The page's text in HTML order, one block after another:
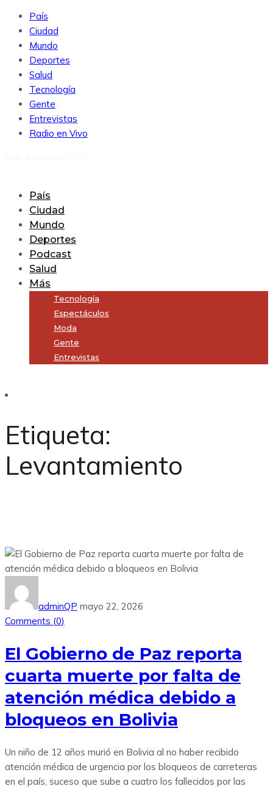
País
Ciudad
Mundo
Deportes
Salud
Tecnología
Gente
Entrevistas
Radio en Vivo
País
Ciudad
Mundo
Deportes
Podcast
Salud
Más
Tecnología
Espectáculos
Moda
Gente
Entrevistas
Etiqueta:
Levantamiento
adminQP mayo 22, 2026
Comments (0)
El Gobierno de Paz reporta
cuarta muerte por falta de
atención médica debido a
bloqueos en Bolivia
Un niño de 12 años murió en Bolivia al no haber recibido
atención médica de urgencia por los bloqueos de carreteras
en el país, suceso que sube a cuatro los fallecidos por las